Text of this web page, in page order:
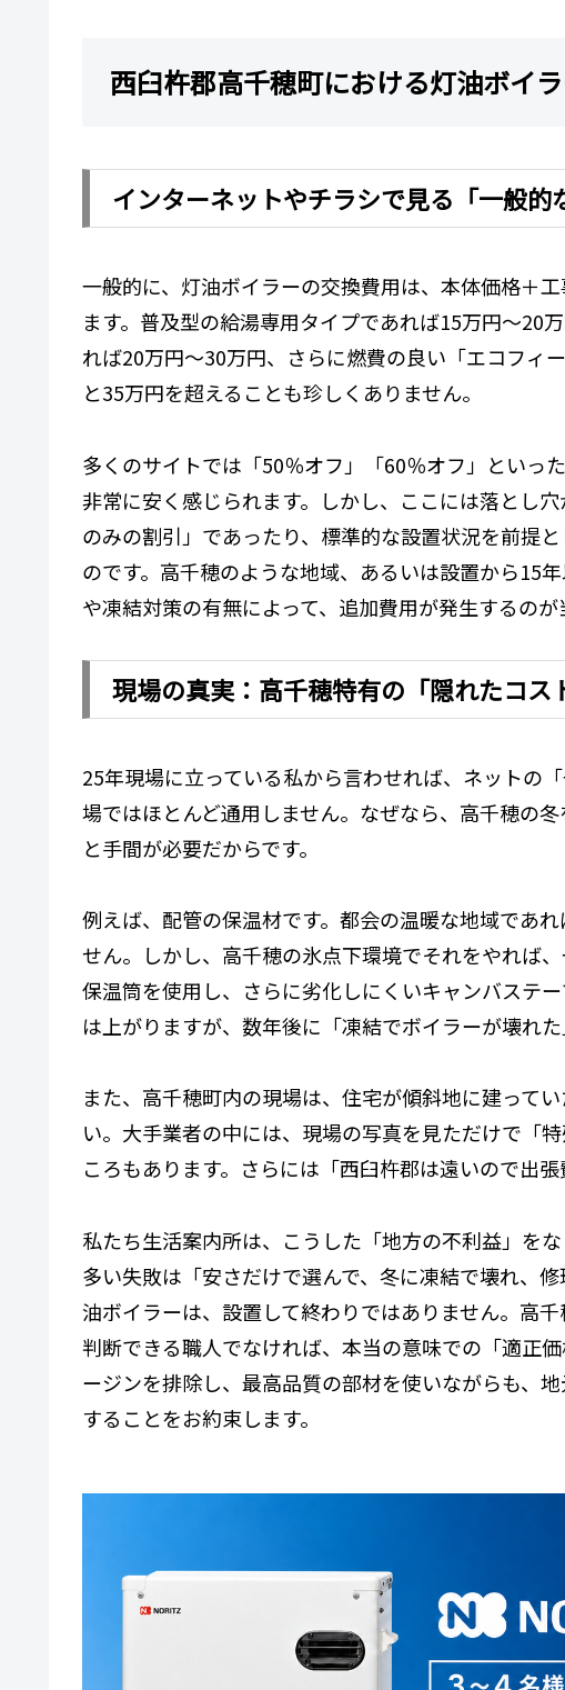
西臼杵郡高千穂町における灯油ボイ
インターネットやチラシで見る「一般的
一般的に、灯油ボイラーの交換費用は、本体価格＋
ます。普及型の給湯専用タイプであれば15万円〜20
れば20万円〜30万円、さらに燃費の良い「エコフィ
と35万円を超えることも珍しくありません。
多くのサイトでは「50％オフ」「60％オフ」といっ
非常に安く感じられます。しかし、ここには落とし
のみの割引」であったり、標準的な設置状況を前提
のです。高千穂のような地域、あるいは設置から15
や凍結対策の有無によって、追加費用が発生するのが
現場の真実：高千穂特有の「隠れたコ
25年現場に立っている私から言わせれば、ネットの
場ではほとんど通用しません。なぜなら、高千穂の
と手間が必要だからです。
例えば、配管の保温材です。都会の温暖な地域であ
せん。しかし、高千穂の氷点下環境でそれをやれば
保温筒を使用し、さらに劣化しにくいキャンバステ
は上がりますが、数年後に「凍結でボイラーが壊れ
また、高千穂町内の現場は、住宅が傾斜地に建って
い。大手業者の中には、現場の写真を見ただけで「
ころもあります。さらには「西臼杵郡は遠いので出
私たち生活案内所は、こうした「地方の不利益」を
多い失敗は「安さだけで選んで、冬に凍結で壊れ、
油ボイラーは、設置して終わりではありません。高
判断できる職人でなければ、本当の意味での「適正
ージンを排除し、最高品質の部材を使いながらも、
することをお約束します。